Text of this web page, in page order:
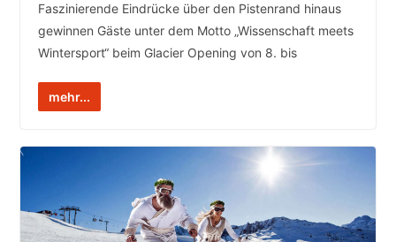
Faszinierende Eindrücke über den Pistenrand hinaus
gewinnen Gäste unter dem Motto „Wissenschaft meets
Wintersport“ beim Glacier Opening von 8. bis
mehr...